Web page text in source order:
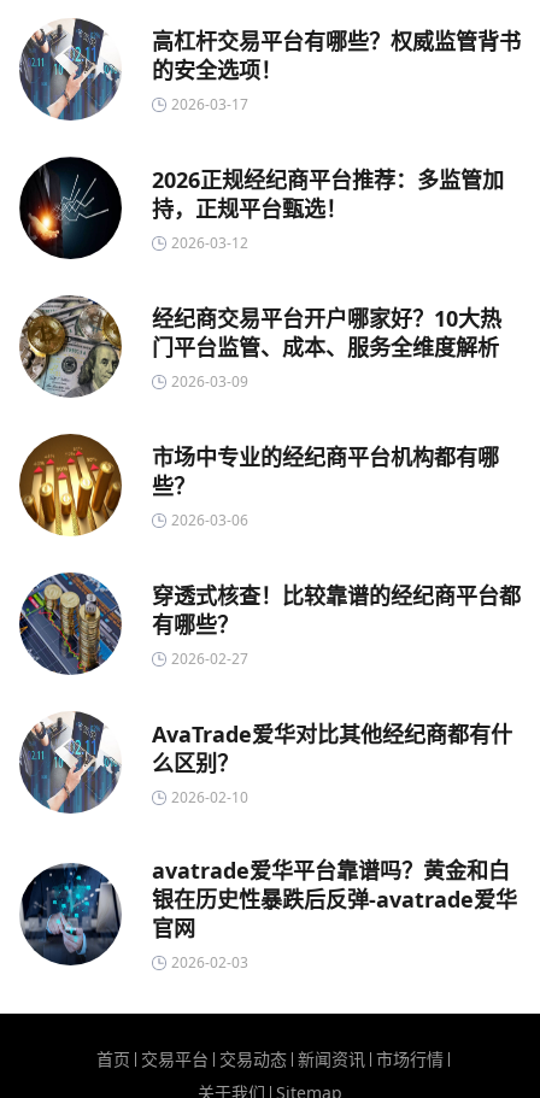
高杠杆交易平台有哪些？权威监管背书
的安全选项！
2026-03-17
2026正规经纪商平台推荐：多监管加
持，正规平台甄选！
2026-03-12
经纪商交易平台开户哪家好？10大热
门平台监管、成本、服务全维度解析
2026-03-09
市场中专业的经纪商平台机构都有哪
些？
2026-03-06
穿透式核查！比较靠谱的经纪商平台都
有哪些？
2026-02-27
AvaTrade爱华对比其他经纪商都有什
么区别？
2026-02-10
avatrade爱华平台靠谱吗？黄金和白
银在历史性暴跌后反弹-avatrade爱华
官网
2026-02-03
首页 交易平台 交易动态 新闻资讯 市场行情
关于我们 Sitemap